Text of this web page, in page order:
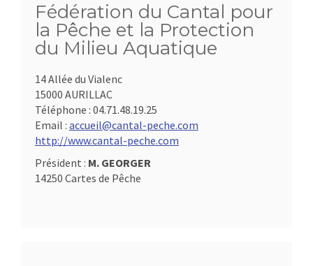
Fédération du Cantal pour
la Pêche et la Protection
du Milieu Aquatique
14 Allée du Vialenc
15000 AURILLAC
Téléphone : 04.71.48.19.25
Email : accueil@cantal-peche.com
http://www.cantal-peche.com
Président : M. GEORGER
14250 Cartes de Pêche